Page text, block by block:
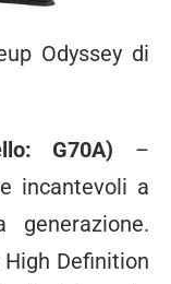
Odyssey di
G70A) –
incantevoli a
generazione.
Definition